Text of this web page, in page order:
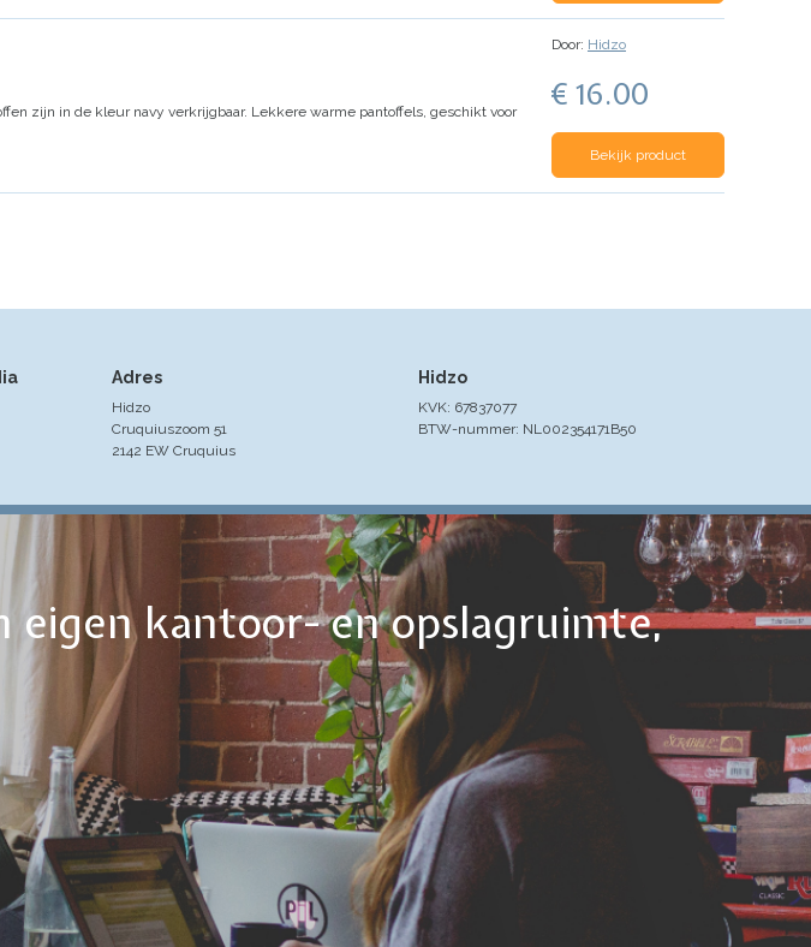
zijn in de kleur navy verkrijgbaar. Lekkere warme pantoffels, geschikt voor
Door: Hidzo
€ 16.00
Bekijk product
Adres
Hidzo
Cruquiuszoom 51
2142 EW Cruquius
Hidzo
KVK: 67837077
BTW-nummer: NL002354171B50
eigen kantoor- en opslagruimte,